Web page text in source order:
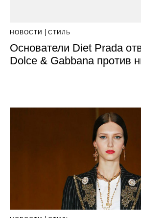
НОВОСТИ СТИЛЬ
Основатели Diet Prada
Dolce & Gabbana против